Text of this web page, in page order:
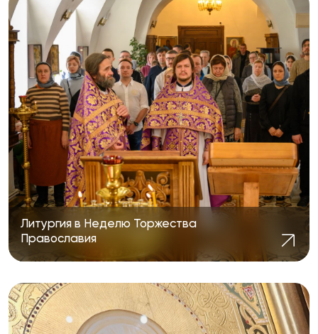
Литургия в Неделю Торжества
Православия